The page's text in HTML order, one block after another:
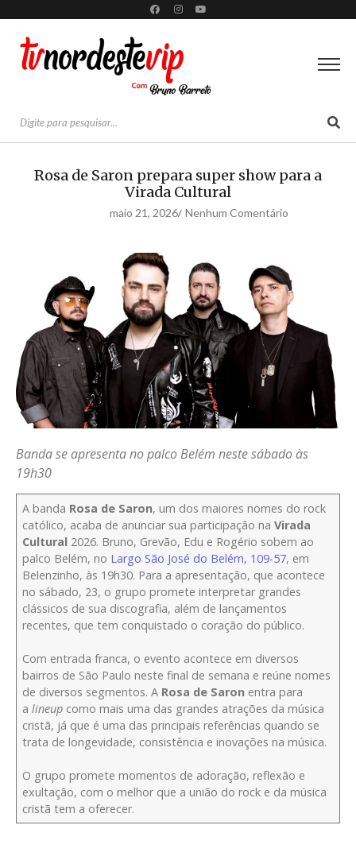
Rosa de Saron prepara super show para a
Virada Cultural
maio 21, 2026/ Nenhum Comentário
Banda se apresenta no palco Belém neste sábado às
19h30
A banda Rosa de Saron, um dos maiores nomes do rock
católico, acaba de anunciar sua participação naVirada
Cultural 2026. Bruno, Grevão, Edu e Rogério sobem ao
palco Belém, no Largo São José do Belém, 109-57, em
Belenzinho, às 19h30. Para a apresentação, que acontece
no sábado, 23, o grupo promete interpretar grandes
clássicos de sua discografia, além de lançamentos
recentes, que tem conquistado o coração do público.
Com entrada franca, o evento acontece em diversos
bairros de São Paulo neste final de semana e reúne nomes
de diversos segmentos. A Rosa de Saron entra para
alineup como mais uma das grandes atrações da música
cristã, já que é uma das principais referências quando se
trata de longevidade, consistência e inovações na música.
O grupo promete momentos de adoração, reflexão e
exultação, com o melhor que a união do rock e da música
cristã tem a oferecer.